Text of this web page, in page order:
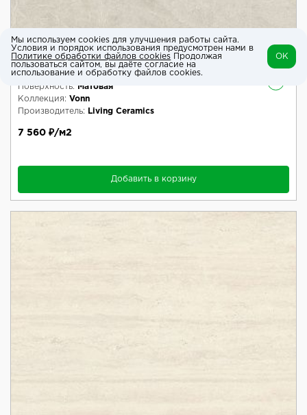
Керамическая плитка Vonn Light Soft Ductile
60x120
Поверхность: Матовая
Коллекция: Vonn
Производитель:
Living Ceramics
7 560 ₽/м2
Добавить в корзину
Мы используем cookies для улучшения работы сайта.
Условия и порядок использования предусмотрен нами в
Политике обработки файлов cookies Продолжая
пользоваться сайтом, вы даёте согласие на
использование и обработку файлов cookies.
OK